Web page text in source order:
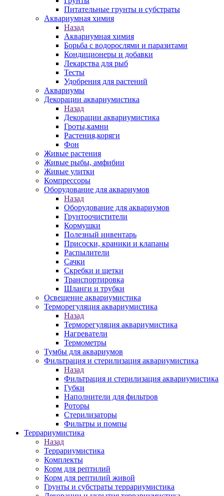
Питательные грунты и субстраты
Аквариумная химия
Назад
Аквариумная химия
Борьба с водорослями и паразитами
Кондиционеры и добавки
Лекарства для рыб
Тесты
Удобрения для растений
Аквариумы
Декорации аквариумистика
Назад
Декорации аквариумистика
Гроты,камни
Растения,коряги
Фон
Живые растения
Живые рыбы, амфибии
Живые улитки
Компрессоры
Оборудование для аквариумов
Назад
Оборудование для аквариумов
Грунтоочистители
Кормушки
Полезный инвентарь
Присоски, краники и клапаны
Распылители
Сачки
Скребки и щетки
Транспортировка
Шланги и трубки
Освещение аквариумистика
Терморегуляция аквариумистика
Назад
Терморегуляция аквариумистика
Нагреватели
Термометры
Тумбы для аквариумов
Фильтрация и стерилизация аквариумистика
Назад
Фильтрация и стерилизация аквариумистика
Губки
Наполнители для фильтров
Роторы
Стерилизаторы
Фильтры и помпы
Террариумистика
Назад
Террариумистика
Комплекты
Корм для рептилий
Корм для рептилий живой
Грунты и субстраты террариумистика